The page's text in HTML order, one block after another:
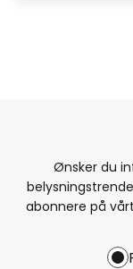
Ønsker du
abonnere på